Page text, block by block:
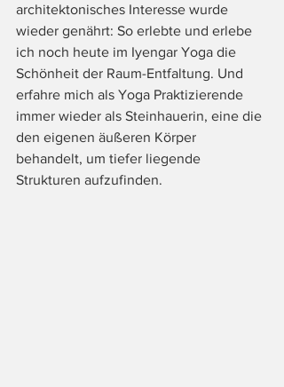
architektonisches Interesse wurde
wieder genährt: So erlebte und erlebe
ich noch heute im Iyengar Yoga die
Schönheit der Raum-Entfaltung. Und
erfahre mich als Yoga Praktizierende
immer wieder als Steinhauerin, eine die
den eigenen äußeren Körper
behandelt, um tiefer liegende
Strukturen aufzufinden.